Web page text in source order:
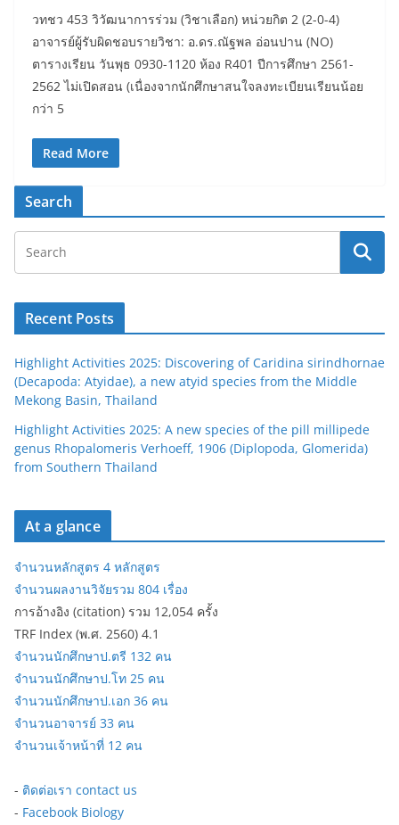
วทชว 453 วิวัฒนาการร่วม (วิชาเลือก) หน่วยกิต 2 (2-0-4)
อาจารย์ผู้รับผิดชอบรายวิชา: อ.ดร.ณัฐพล อ่อนปาน (NO)
ตารางเรียน วันพุธ 0930-1120 ห้อง R401 ปีการศึกษา 2561-
2562 ไม่เปิดสอน (เนื่องจากนักศึกษาสนใจลงทะเบียนเรียนน้อย
กว่า 5
Read More
Search
Recent Posts
Highlight Activities 2025: Discovering of Caridina sirindhornae
(Decapoda: Atyidae), a new atyid species from the Middle
Mekong Basin, Thailand
Highlight Activities 2025: A new species of the pill millipede
genus Rhopalomeris Verhoeff, 1906 (Diplopoda, Glomerida)
from Southern Thailand
At a glance
จำนวนหลักสูตร 4 หลักสูตร
จำนวนผลงานวิจัยรวม 804 เรื่อง
การอ้างอิง (citation) รวม 12,054 ครั้ง
TRF Index (พ.ศ. 2560) 4.1
จำนวนนักศึกษาป.ตรี 132 คน
จำนวนนักศึกษาป.โท 25 คน
จำนวนนักศึกษาป.เอก 36 คน
จำนวนอาจารย์ 33 คน
จำนวนเจ้าหน้าที่ 12 คน
- ติดต่อเรา contact us
- Facebook Biology